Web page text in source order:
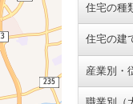
住宅の種
住宅の建
産業別・